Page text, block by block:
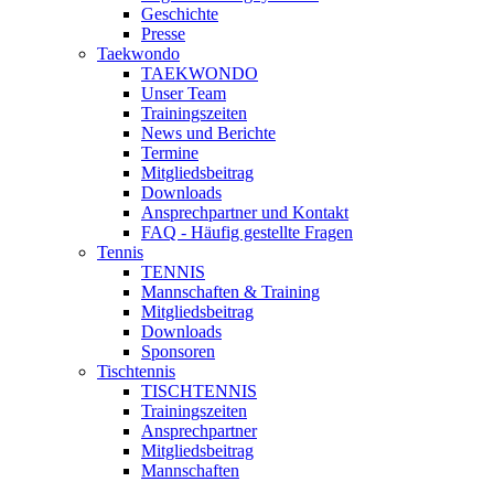
Geschichte
Presse
Taekwondo
TAEKWONDO
Unser Team
Trainingszeiten
News und Berichte
Termine
Mitgliedsbeitrag
Downloads
Ansprechpartner und Kontakt
FAQ - Häufig gestellte Fragen
Tennis
TENNIS
Mannschaften & Training
Mitgliedsbeitrag
Downloads
Sponsoren
Tischtennis
TISCHTENNIS
Trainingszeiten
Ansprechpartner
Mitgliedsbeitrag
Mannschaften